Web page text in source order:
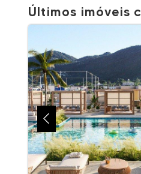
Últimos imóveis